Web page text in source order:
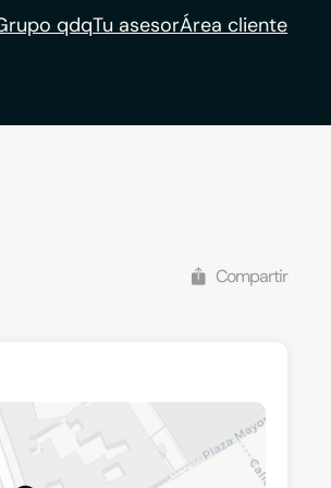
qdqTu asesorÁrea cliente
Compartir